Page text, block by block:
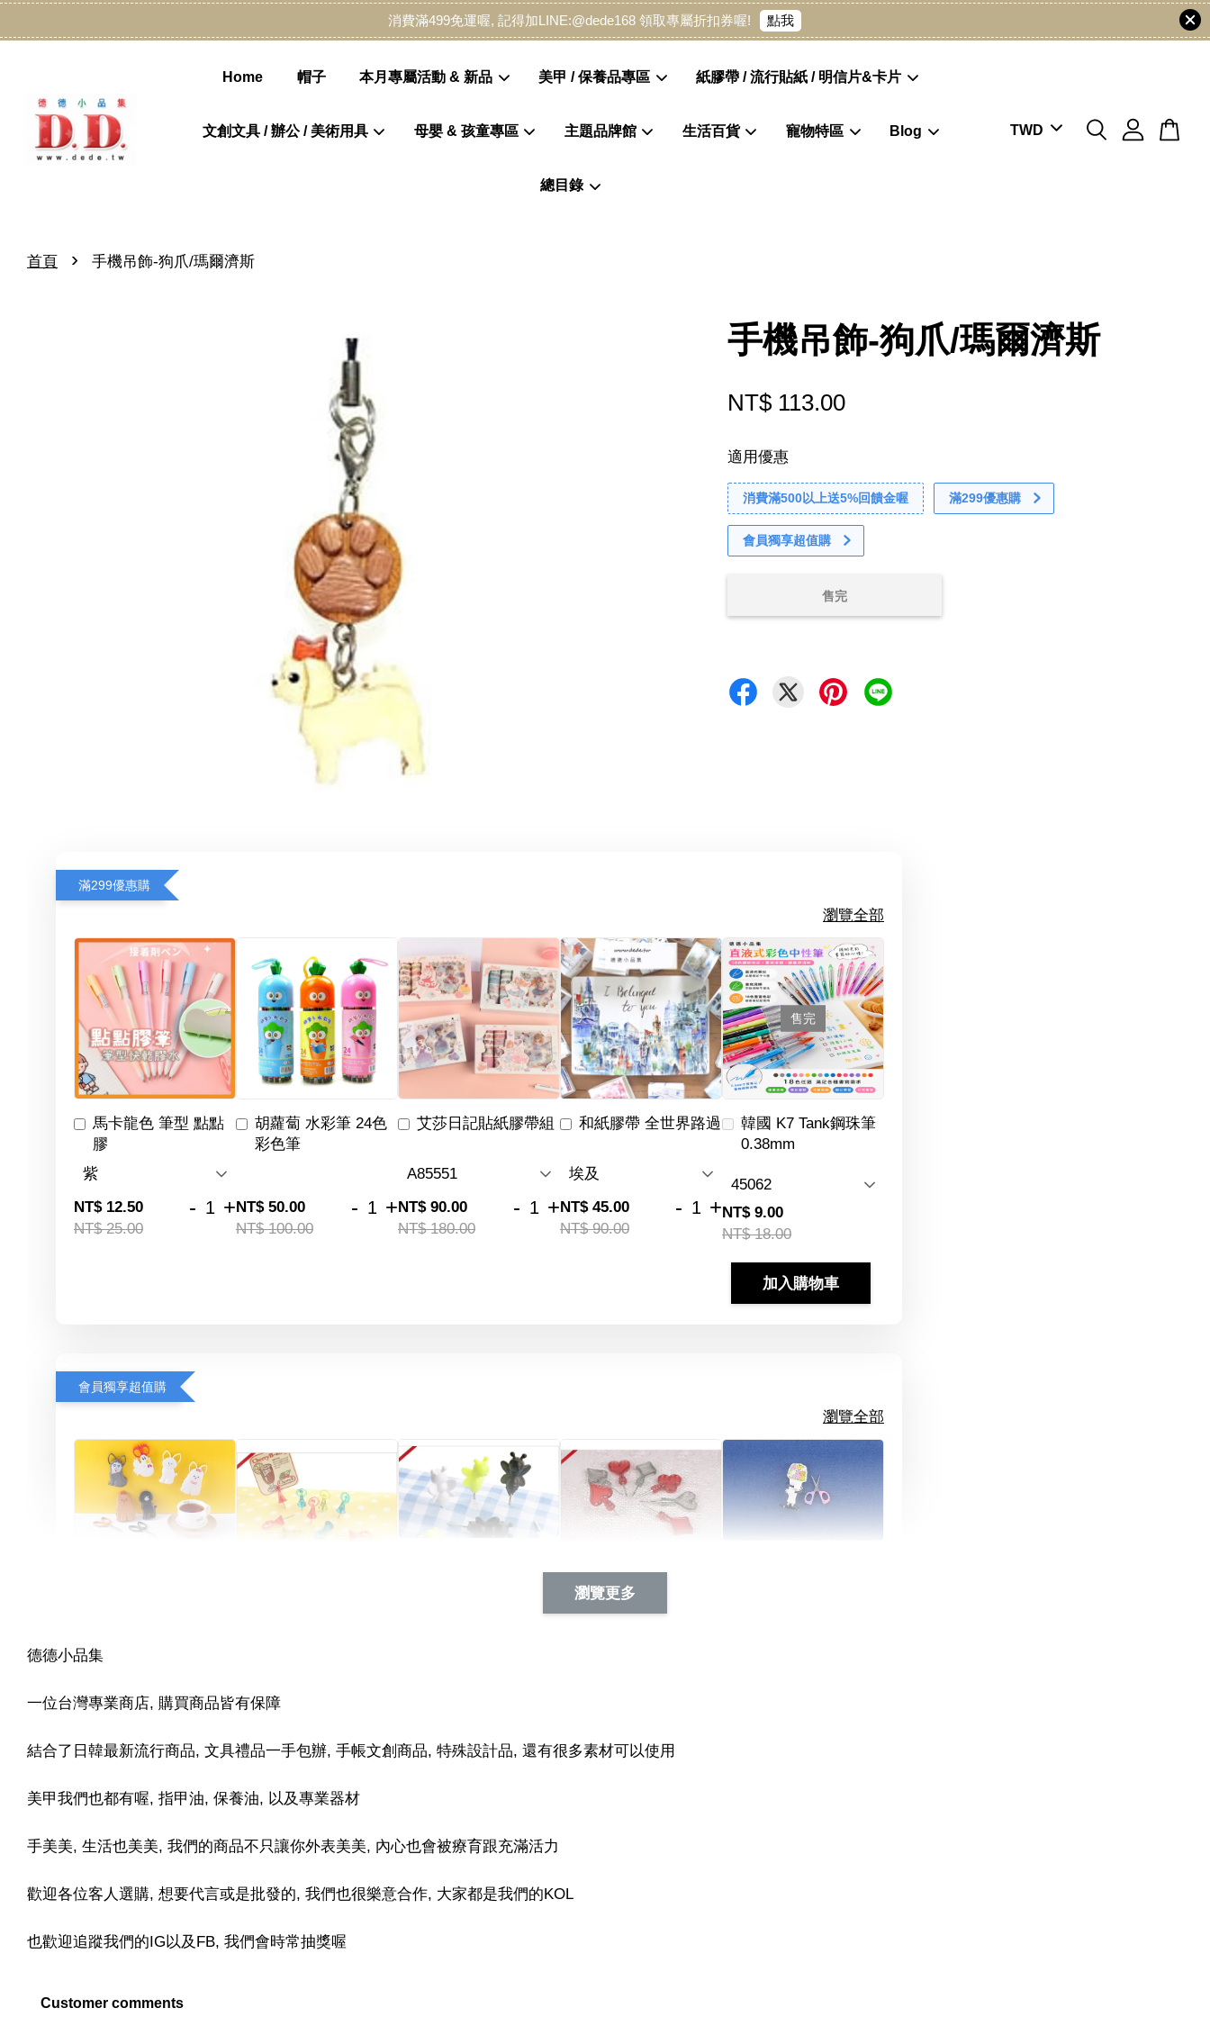
消費滿499免運喔, 記得加LINE:@dede168 領取專屬折扣券喔! 點我
Home 帽子 本月專屬活動 & 新品 美甲 / 保養品專區 紙膠帶 / 流行貼紙 / 明信片&卡片
文創文具 / 辦公 / 美術用具 母嬰 & 孩童專區 主題品牌館 生活百貨 寵物特區 Blog
總目錄
首頁 › 手機吊飾-狗爪/瑪爾濟斯
手機吊飾-狗爪/瑪爾濟斯
NT$ 113.00
適用優惠
消費滿500以上送5%回饋金喔 滿299優惠購
會員獨享超值購
售完
滿299優惠購
瀏覽全部
馬卡龍色 筆型 點點
膠
NT$ 12.50
NT$ 25.00
- +
胡蘿蔔 水彩筆 24色
彩色筆
NT$ 50.00
NT$ 100.00
- +
艾莎日記貼紙膠帶組
NT$ 90.00
NT$ 180.00
- +
和紙膠帶 全世界路過
NT$ 45.00
NT$ 90.00
- +
售完
韓國 K7 Tank鋼珠筆
0.38mm
NT$ 9.00
NT$ 18.00
加入購物車
會員獨享超值購
瀏覽全部
NT$ 173.00
Artsign 撲克牌 圖釘
瀏覽更多
德德小品集
一位台灣專業商店, 購買商品皆有保障
結合了日韓最新流行商品, 文具禮品一手包辦, 手帳文創商品, 特殊設計品, 還有很多素材可以使用
美甲我們也都有喔, 指甲油, 保養油, 以及專業器材
手美美, 生活也美美, 我們的商品不只讓你外表美美, 內心也會被療育跟充滿活力
歡迎各位客人選購, 想要代言或是批發的, 我們也很樂意合作, 大家都是我們的KOL
也歡迎追蹤我們的IG以及FB, 我們會時常抽獎喔
Customer comments